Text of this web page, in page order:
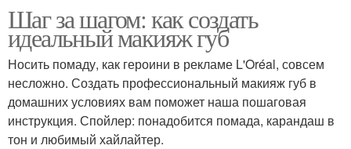
Шаг за шагом: как создать
идеальный макияж губ
Носить помаду, как героини в рекламе L'Oréal, совсем
несложно. Создать профессиональный макияж губ в
домашних условиях вам поможет наша пошаговая
инструкция. Спойлер: понадобится помада, карандаш в
тон и любимый хайлайтер.